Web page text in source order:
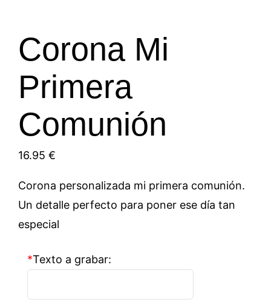
Corona Mi
Primera
Comunión
16.95 €
Corona personalizada mi primera comunión.
Un detalle perfecto para poner ese día tan
especial
*Texto a grabar: